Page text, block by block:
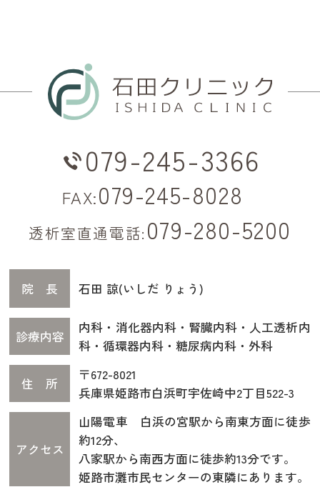
079-245-3366
FAX:079-245-8028
透析室直通電話: 079-280-5200
院 長 石田 諒(いしだ りょう)
診療内容
内科・消化器内科・腎臓内科・人工透析内
科・循環器内科・糖尿病内科・外科
住 所
〒672-8021
兵庫県姫路市白浜町宇佐崎中2丁目522-3
アクセス
山陽電車 白浜の宮駅から南東方面に徒歩
約12分、
八家駅から南西方面に徒歩約13分です。
姫路市灘市民センターの東隣にあります。